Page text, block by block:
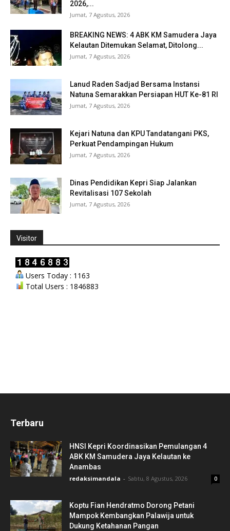
2026,...
Jumat, 7 Agustus, 2026
BREAKING NEWS: 4 ABK KM Samudera Jaya
Kelautan Ditemukan Selamat, Ditolong...
Jumat, 7 Agustus, 2026
Lanud Raden Sadjad Bersama Instansi
Natuna Semarakkan Persiapan HUT Ke-81 RI
Jumat, 7 Agustus, 2026
Kejari Natuna dan KPU Tandatangani PKS,
Perkuat Pendampingan Hukum
Jumat, 7 Agustus, 2026
Dinas Pendidikan Kepri Siap Jalankan
Revitalisasi 107 Sekolah
Jumat, 7 Agustus, 2026
Visitor
Users Today : 1163
Total Users : 1846883
Terbaru
HNSI Kepri Koordinasikan Pemulangan 4
ABK KM Samudera Jaya Kelautan ke
Anambas
redaksimandala - Sabtu, 8 Agustus, 2026 0
Koptu Fian Hendratmo Dorong Petani
Mampok Kembangkan Palawija untuk
Dukung Ketahanan Pangan